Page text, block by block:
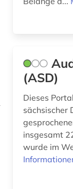
(ASD)
Dieses
sächsischer
insgesamt
wurde im